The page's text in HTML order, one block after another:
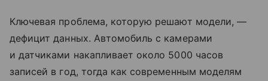
Ключевая проблема, которую решают модели, —
дефицит данных. Автомобиль с камерами
и датчиками накапливает около 5000 часов
записей в год, тогда как современным моделям